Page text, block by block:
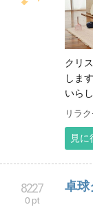
クリ
しま
いら
リラ
見に
8227
0 pt
卓